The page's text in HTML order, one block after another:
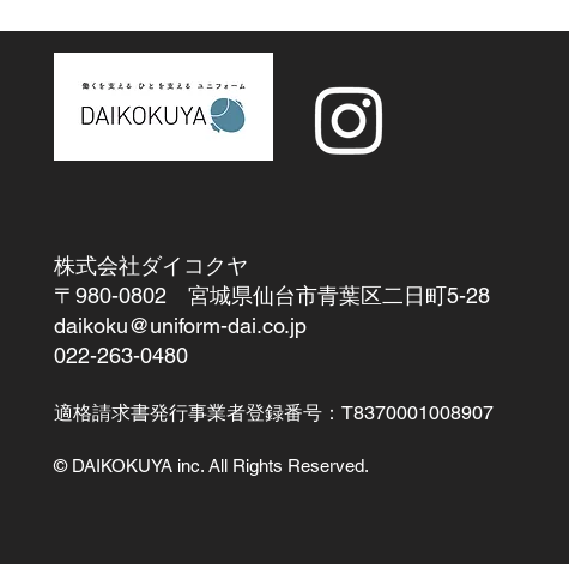
株式会社ダイコクヤ
〒980-0802 宮城県仙台市青葉区二日町5-28
daikoku@uniform-dai.co.jp
​022-263-0480
適格請求書発行事業者登録番号：T8370001008907
© DAIKOKUYA inc. All Rights Reserved.